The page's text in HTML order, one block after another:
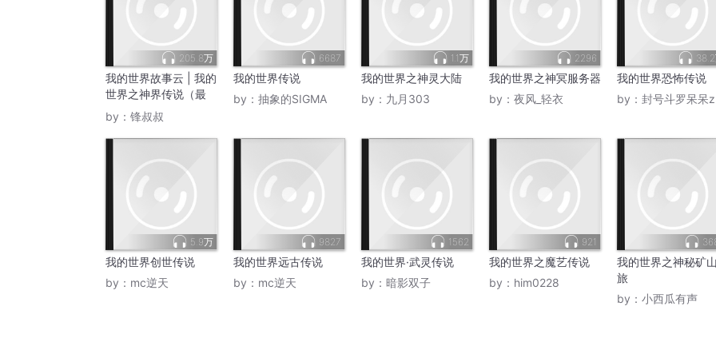
205.8万
我的世界故事云 | ​我的
世界之神界传说（最
新）
by： 锋叔叔
6687
我的世界传说
by： 抽象的SIGMA
1.1万
我的世界之神灵大陆
by： 九月303
2296
我的世界之神冥服务器
by： 夜风_轻衣
我的世界恐怖传说
by： 封号斗罗呆呆z
5.9万
我的世界创世传说
by： mc逆天
9827
我的世界远古传说
by： mc逆天
1562
我的世界·武灵传说
by： 暗影双子
921
我的世界之魔艺传说
by： him0228
我的世界之神秘矿
旅
by： 小西瓜有声